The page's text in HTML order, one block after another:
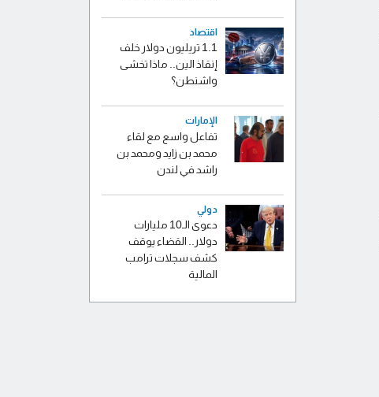
اقتصاد
1.1 تريليون دولار خلف
إنقاذ الين.. ماذا تخشى
واشنطن؟
الإمارات
تفاعل واسع مع لقاء
محمد بن زايد ومحمد بن
راشد في لندن
دولي
دعوى الـ10 مليارات
دولار.. القضاء يوقف
كشف سجلات ترامب
المالية